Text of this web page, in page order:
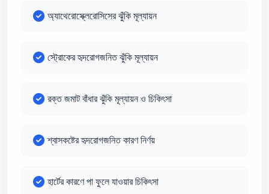
অ্যাথেরোস্ক্লেরোসিসের ঝুঁকি মূল্যায়ন
স্ট্রোকের হৃদরোগজনিত ঝুঁকি মূল্যায়ন
রক্ত জমাট বাঁধার ঝুঁকি মূল্যায়ন ও চিকিৎসা
শ্বাসকষ্টের হৃদরোগজনিত কারণ নির্ণয়
হার্টের কারণে পা ফুলে যাওয়ার চিকিৎসা